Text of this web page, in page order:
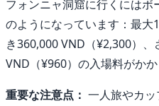
フォンニャ洞窟に行くには
のようになっています：最
き360,000 VND（¥2,300）
VND（¥960）の入場料がかか
重要な注意点： 一人旅やカ